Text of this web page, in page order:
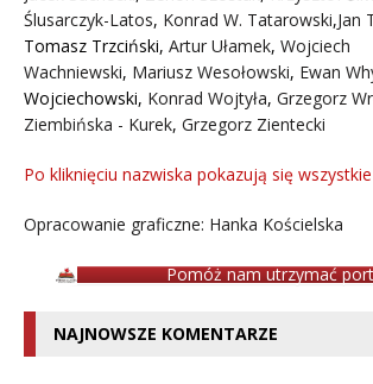
Ślusarczyk-Latos, Konrad W. Tatarowski,Jan
Tomasz Trzciński, Artur Ułamek, Wojciech
Wachniewski, Mariusz Wesołowski, Ewan
Wojciechowski, Konrad Wojtyła, Grzegorz
Ziembińska - Kurek, Grzegorz Zientecki
Po kliknięciu nazwiska pokazują się
Opracowanie graficzne: Hanka Kościelska
Pomóż nam utrzymać
NAJNOWSZE KOMENTARZE